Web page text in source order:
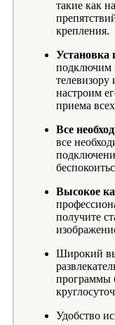
такие как
крепления.
Установка
подключим
телевизору
настроим
приема
Все
все
Высокое
получите
Широкий
программы
Удобство